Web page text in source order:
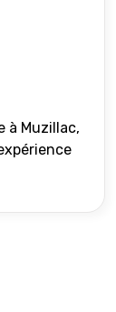
à Muzillac,